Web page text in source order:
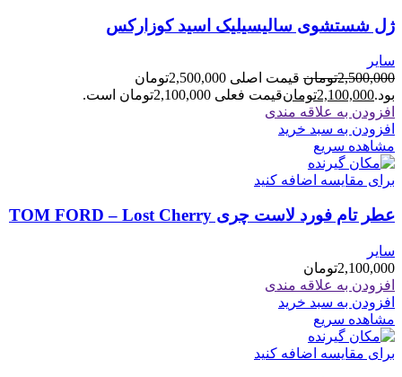
ژل شستشوی سالیسیلیک اسید کوزارکس
سایر
2,500,000تومان
قیمت اصلی 2,500,000تومان
بود.2,100,000تومانقیمت فعلی 2,100,000تومان است.
افزودن به علاقه مندی
افزودن به سبد خرید
مشاهده سریع
برای مقایسه اضافه کنید
عطر تام فورد لاست چری TOM FORD – Lost Cherry
سایر
2,100,000تومان
افزودن به علاقه مندی
افزودن به سبد خرید
مشاهده سریع
برای مقایسه اضافه کنید